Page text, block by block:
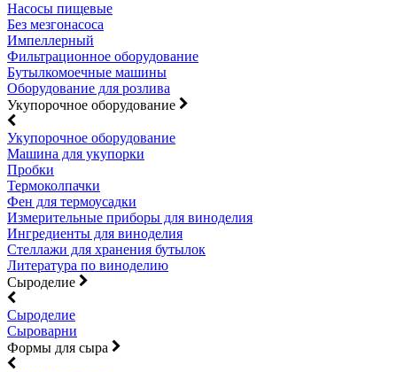
Насосы пищевые
Без мезгонасоса
Импеллерный
Фильтрационное оборудование
Бутылкомоечные машины
Оборудование для розлива
Укупорочное оборудование
Укупорочное оборудование
Машина для укупорки
Пробки
Термоколпачки
Фен для термоусадки
Измерительные приборы для виноделия
Ингредиенты для виноделия
Стеллажи для хранения бутылок
Литература по виноделию
Сыроделие
Сыроделие
Сыроварни
Формы для сыра